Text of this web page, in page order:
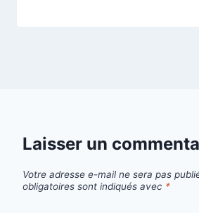
Laisser un
Votre adresse e-mail ne sera pas
obligatoires sont indiqués avec *